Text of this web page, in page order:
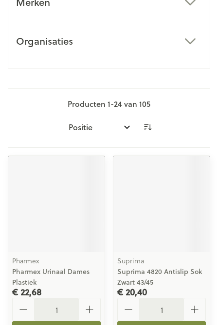
Organisaties
Producten 1-24van 105
Sorteer op:
Pharmex
Pharmex Urinaal Dames
Plastiek
€ 22,68
Suprima
Suprima 4820 Antislip Sok
Zwart 43/45
€ 20,40